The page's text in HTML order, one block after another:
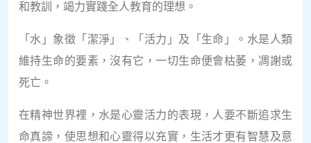
和教訓，竭力實踐全人教育的理想。
「水」象徵「潔淨」、「活力」及「生命」。水是人類
維持生命的要素，沒有它，一切生命便會枯萎，凋謝或
死亡。
在精神世界裡，水是心靈活力的表現，人要不斷追求生
命真諦，使思想和心靈得以充實，生活才更有智慧及意